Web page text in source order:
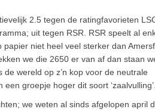
2.5 tegen de ratingfavorieten
uit tegen RSR. RSR speelt al
niet heel veel sterker dan
we die 2650 er van af dan staan
wereld op z’n kop voor de neutrale
groepje hoger dit soort ‘zaalvulling’.
we weten al sinds afgelopen april